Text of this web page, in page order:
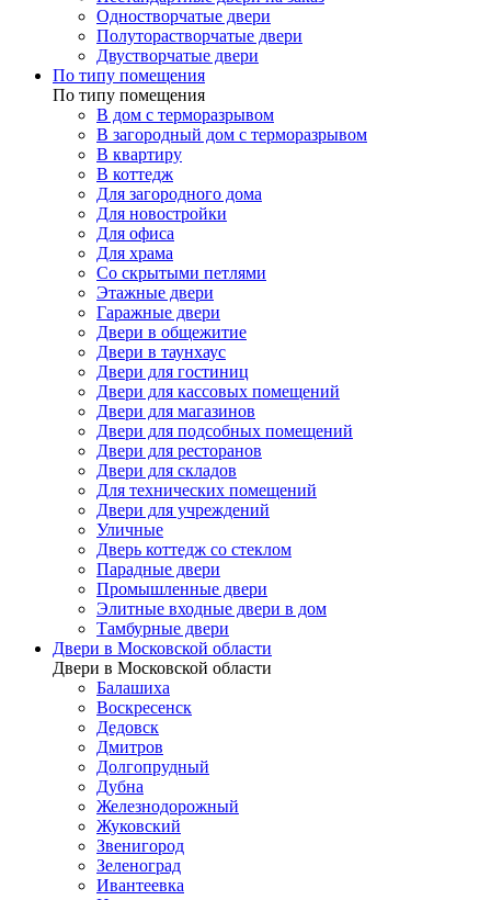
Одностворчатые двери
Полуторастворчатые двери
Двустворчатые двери
По типу помещения
По типу помещения
В дом с терморазрывом
В загородный дом с терморазрывом
В квартиру
В коттедж
Для загородного дома
Для новостройки
Для офиса
Для храма
Со скрытыми петлями
Этажные двери
Гаражные двери
Двери в общежитие
Двери в таунхаус
Двери для гостиниц
Двери для кассовых помещений
Двери для магазинов
Двери для подсобных помещений
Двери для ресторанов
Двери для складов
Для технических помещений
Двери для учреждений
Уличные
Дверь коттедж со стеклом
Парадные двери
Промышленные двери
Элитные входные двери в дом
Тамбурные двери
Двери в Московской области
Двери в Московской области
Балашиха
Воскресенск
Дедовск
Дмитров
Долгопрудный
Дубна
Железнодорожный
Жуковский
Звенигород
Зеленоград
Ивантеевка